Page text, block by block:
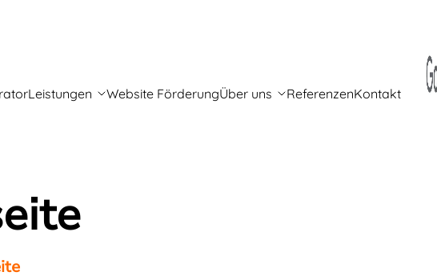
Leistungen Website FörderungÜber uns ReferenzenKontakt